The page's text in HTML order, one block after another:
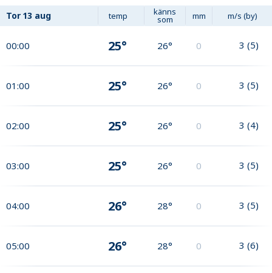
Tor 13 aug temp känns
som mm m/s (by)
00:00 25° 26° 0 3 (5)
01:00 25° 26° 0 3 (5)
02:00 25° 26° 0 3 (4)
03:00 25° 26° 0 3 (5)
04:00 26° 28° 0 3 (5)
05:00 26° 28° 0 3 (6)